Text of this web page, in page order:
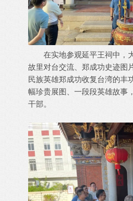
在实地参观延平王祠中，
故里对台交流、郑成功史迹图
民族英雄郑成功收复台湾的丰
幅珍贵展图、一段段英雄故事
干部。